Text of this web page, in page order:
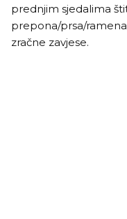
prednjim sjedalima
prepona/prsa/
zračne zavjese.